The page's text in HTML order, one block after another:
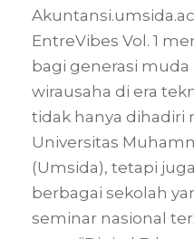
EntreVibes Vol. 1
bagi generasi
wirausaha di era
tidak hanya dihadiri
Universitas
(Umsida), tetapi
berbagai sekolah
seminar nasional